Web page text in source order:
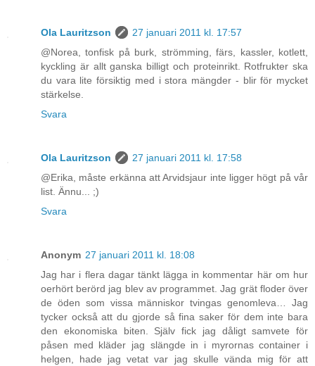
Ola Lauritzson
27 januari 2011 kl. 17:57
@Norea, tonfisk på burk, strömming, färs, kassler, kotlett,
kyckling är allt ganska billigt och proteinrikt. Rotfrukter ska
du vara lite försiktig med i stora mängder - blir för mycket
stärkelse.
Svara
Ola Lauritzson
27 januari 2011 kl. 17:58
@Erika, måste erkänna att Arvidsjaur inte ligger högt på vår
list. Ännu... ;)
Svara
Anonym 27 januari 2011 kl. 18:08
Jag har i flera dagar tänkt lägga in kommentar här om hur
oerhört berörd jag blev av programmet. Jag grät floder över
de öden som vissa människor tvingas genomleva… Jag
tycker också att du gjorde så fina saker för dem inte bara
den ekonomiska biten. Själv fick jag dåligt samvete för
påsen med kläder jag slängde in i myrornas container i
helgen, hade jag vetat var jag skulle vända mig för att